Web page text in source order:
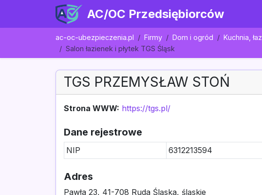
AC/OC Przedsiębiorców
ac-oc-ubezpieczenia.pl Firmy Dom i ogród
Kuchnia,
Salon łazienek i płytek TGS Śląsk
TGS PRZEMYSŁAW STOŃ
Strona WWW: https://tgs.pl/
Dane rejestrowe
NIP 6312213594
Adres
Pawła 23, 41-708 Ruda Śląska, śląskie